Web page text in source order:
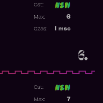
6.
Ost:
6
Max:
msc
Czas:
Ost:
7
Max: